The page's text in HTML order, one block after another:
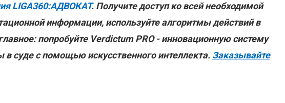
LIGA360:АДВОКАТ. Получите доступ ко всей необходимой
информации, используйте алгоритмы действий в
попробуйте Verdictum PRO - инновационную систему
в суде с помощью искусственного интеллекта. Заказывайте